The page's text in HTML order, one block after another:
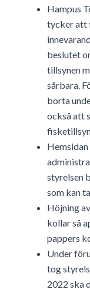
Hampus
tycker att
beslutet
tillsynen
sårbara.
borta
också att
styrelsen
som kan
Höjning
kollar så
pappers
Under
tog
2022 ska